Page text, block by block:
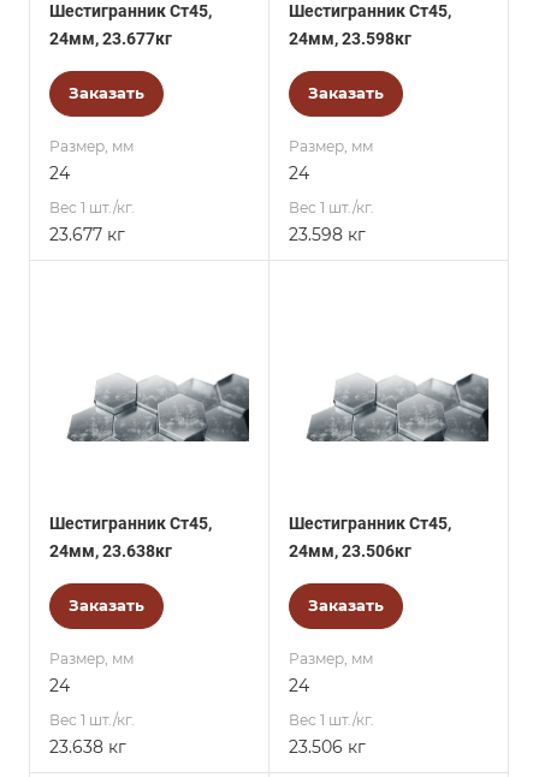
Шестигранник Ст45,
24мм, 23.677кг
Заказать
Размер, мм
24
Вес 1 шт./кг.
23.677 кг
Шестигранник Ст45,
24мм, 23.598кг
Заказать
Размер, мм
24
Вес 1 шт./кг.
23.598 кг
Шестигранник Ст45,
24мм, 23.638кг
Заказать
Размер, мм
24
Вес 1 шт./кг.
23.638 кг
Шестигранник Ст45,
24мм, 23.506кг
Заказать
Размер, мм
24
Вес 1 шт./кг.
23.506 кг